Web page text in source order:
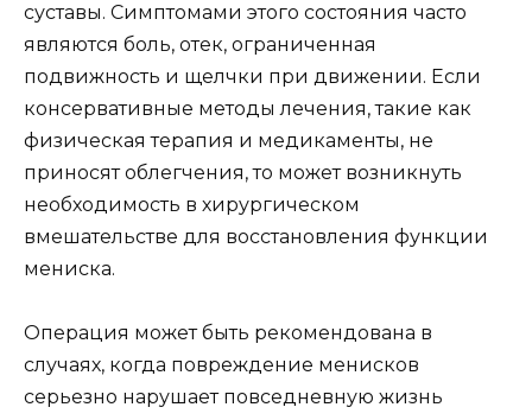
суставы. Симптомами этого состояния часто
являются боль, отек, ограниченная
подвижность и щелчки при движении. Если
консервативные методы лечения, такие как
физическая терапия и медикаменты, не
приносят облегчения, то может возникнуть
необходимость в хирургическом
вмешательстве для восстановления функции
мениска.
Операция может быть рекомендована в
случаях, когда повреждение менисков
серьезно нарушает повседневную жизнь